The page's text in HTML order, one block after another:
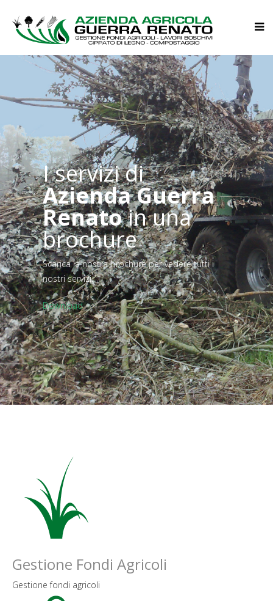
I servizi di
Azienda Guerra
Renatoin una
brochure
Scarica la nostra brochure per vedere tutti i
nostri servizi.
Download
Gestione Fondi Agricoli
Gestione fondi agricoli